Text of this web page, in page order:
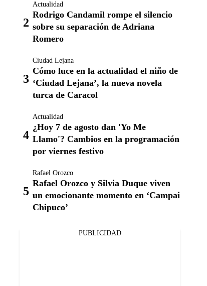
Actualidad
Rodrigo Candamil rompe el silencio
sobre su separación de Adriana
Romero
Ciudad Lejana
Cómo luce en la actualidad el niño de
‘Ciudad Lejana’, la nueva novela
turca de Caracol
Actualidad
¿Hoy 7 de agosto dan 'Yo Me
Llamo'? Cambios en la programación
por viernes festivo
Rafael Orozco
Rafael Orozco y Silvia Duque viven
un emocionante momento en ‘Campai
Chipuco’
PUBLICIDAD